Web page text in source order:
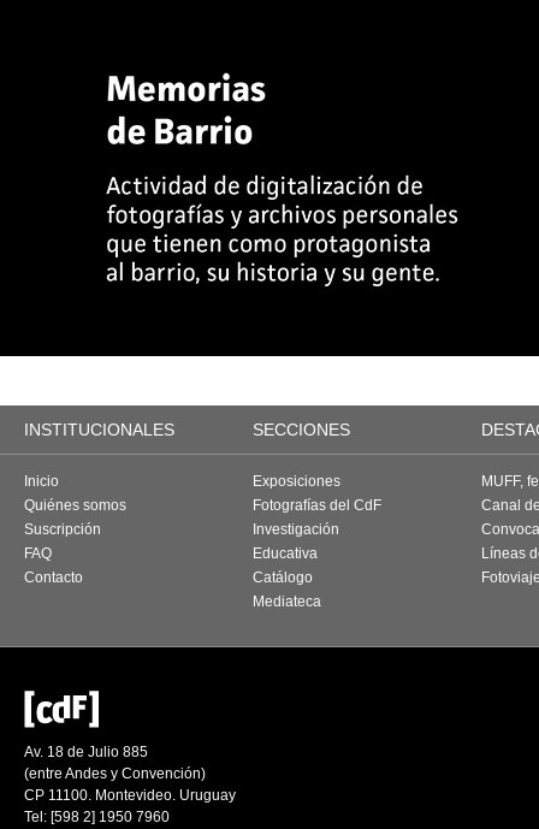
INSTITUCIONALES SECCIONES
Inicio
Quiénes somos
Suscripción
FAQ
Contacto
Exposiciones
Fotografías del CdF
Investigación
Educativa
Catálogo
Mediateca
MUFF,
Canal
Líneas
Av. 18 de Julio 885
(entre Andes y Convención)
CP 11100. Montevideo. Uruguay
Tel: [598 2] 1950 7960